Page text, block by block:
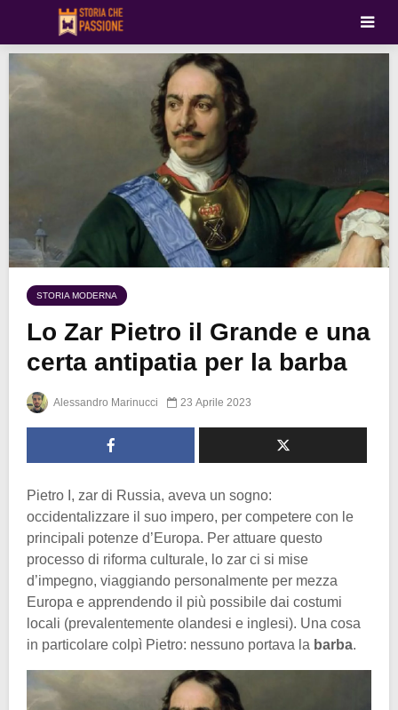
STORIA MODERNA
Lo Zar Pietro il Grande e una
certa antipatia per la barba
Alessandro Marinucci 23 Aprile 2023
Pietro I, zar di Russia, aveva un sogno:
occidentalizzare il suo impero, per competere con le
principali potenze d’Europa. Per attuare questo
processo di riforma culturale, lo zar ci si mise
d’impegno, viaggiando personalmente per mezza
Europa e apprendendo il più possibile dai costumi
locali (prevalentemente olandesi e inglesi). Una cosa
in particolare colpì Pietro: nessuno portava la barba.